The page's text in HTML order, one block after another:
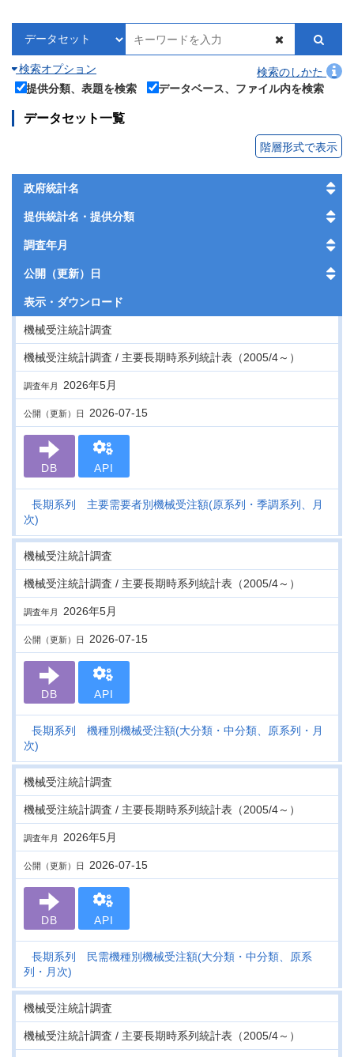
検索オプション
検索のしかた
提供分類、表題を検索
データベース、ファイル内を検索
データセット一覧
階層形式で表示
政府統計名
提供統計名・提供分類
調査年月
公開（更新）日
表示・ ダウンロード
機械受注統計調査
機械受注統計調査 / 主要長期時系列統計表（2005/4～）
調査年月 2026年5月
公開（更新）日 2026-07-15
DB API
長期系列 主要需要者別機械受注額(原系列・季調系列、月
次)
機械受注統計調査
機械受注統計調査 / 主要長期時系列統計表（2005/4～）
調査年月 2026年5月
公開（更新）日 2026-07-15
DB API
長期系列 機種別機械受注額(大分類・中分類、原系列・月
次)
機械受注統計調査
機械受注統計調査 / 主要長期時系列統計表（2005/4～）
調査年月 2026年5月
公開（更新）日 2026-07-15
DB API
長期系列 民需機種別機械受注額(大分類・中分類、原系
列・月次)
機械受注統計調査
機械受注統計調査 / 主要長期時系列統計表（2005/4～）